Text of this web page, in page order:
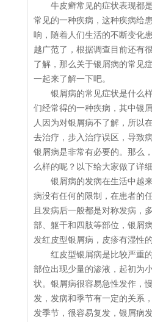
牛皮癣常见的症状表现都
常见的一种疾病，这种疾病给
响，随着人们生活的不断变化
越广范了，根据调查目前还有
了解，那么关于银屑病的常见
一起来了解一下吧。
银屑病的常见症状是什么
们经常得的一种疾病，其中银
人因为对银屑病不了解，所以
去治疗，步入治疗误区，导致
银屑病是非常有必要的。那么
么样的呢？以下给大家做了详
银屑病的发病在生活中越
病没有任何的限制，在患者的
且发病后一般都是对称发病，
部、躯干和四肢等部位，银屑
发红皮型银屑病，皮疹有湿性的
红皮型银屑病是比较严重
部位出现少量的渗液，起初为
状。银屑病很容易急性发作，
发，发病和季节有一定的关系
发季节，很容易复发，银屑病